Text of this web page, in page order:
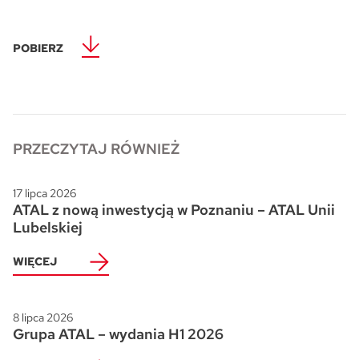
POBIERZ
PRZECZYTAJ RÓWNIEŻ
17 lipca 2026
ATAL z nową inwestycją w Poznaniu – ATAL Unii
Lubelskiej
WIĘCEJ
8 lipca 2026
Grupa ATAL – wydania H1 2026